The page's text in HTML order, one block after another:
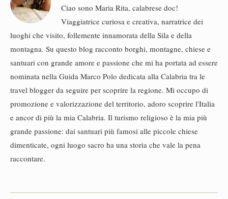
Ciao sono Maria Rita, calabrese doc!
Viaggiatrice curiosa e creativa, narratrice dei
luoghi che visito, follemente innamorata della Sila e della
montagna. Su questo blog racconto borghi, montagne, chiese e
santuari con grande amore e passione che mi ha portata ad essere
nominata nella Guida Marco Polo dedicata alla Calabria tra le
travel blogger da seguire per scoprire la regione. Mi occupo di
promozione e valorizzazione del territorio, adoro scoprire l'Italia
e ancor di più la mia Calabria. Il turismo religioso è la mia più
grande passione: dai santuari più famosi alle piccole chiese
dimenticate, ogni luogo sacro ha una storia che vale la pena
raccontare.